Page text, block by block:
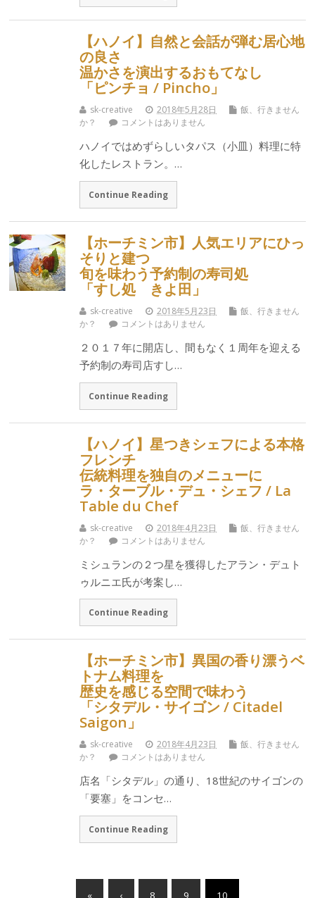
【ハノイ】自然と会話が弾む居心地
の良さ
温かさを演出するおもてなし
「ピンチョ / Pincho」
sk-creative 2018年5月28日
飯、行きません
か？
コメントはありません
ハノイではめずらしいタパス（小皿）料理に特
化したレストラン。…
Continue Reading
【ホーチミン市】人気エリアにひっ
そりと建つ
旬を味わう予約制の寿司処
「すし処 きよ田」
sk-creative 2018年5月23日
飯、行きません
か？
コメントはありません
２０１７年に開店し、間もなく１周年を迎える
予約制の寿司店すし…
Continue Reading
【ハノイ】星つきシェフによる本格
フレンチ
伝統料理を独自のメニューに
ラ・ターブル・デュ・シェフ / La
Table du Chef
sk-creative 2018年4月23日
飯、行きません
か？
コメントはありません
ミシュランの２つ星を獲得したアラン・デュト
ゥルニエ氏が考案し…
Continue Reading
【ホーチミン市】異国の香り漂うベ
トナム料理を
歴史を感じる空間で味わう
「シタデル・サイゴン / Citadel
Saigon」
sk-creative 2018年4月23日
飯、行きません
か？
コメントはありません
店名「シタデル」の通り、18世紀のサイゴンの
「要塞」をコンセ…
Continue Reading
« ‹ 8 9 10